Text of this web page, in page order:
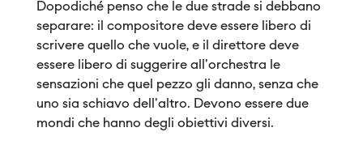
Dopodiché penso che le due strade si debbano
separare: il compositore deve essere libero di
scrivere quello che vuole, e il direttore deve
essere libero di suggerire all'orchestra le
sensazioni che quel pezzo gli danno, senza che
uno sia schiavo dell'altro. Devono essere due
mondi che hanno degli obiettivi diversi.